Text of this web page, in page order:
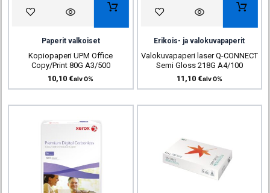
Paperit valkoiset
Kopiopaperi UPM Office
Copy/Print 80G A3/500
10,10 €alv 0%
Erikois- ja valokuvapaperit
Valokuvapaperi laser Q-CONNECT
Semi Gloss 218G A4/100
11,10 €alv 0%